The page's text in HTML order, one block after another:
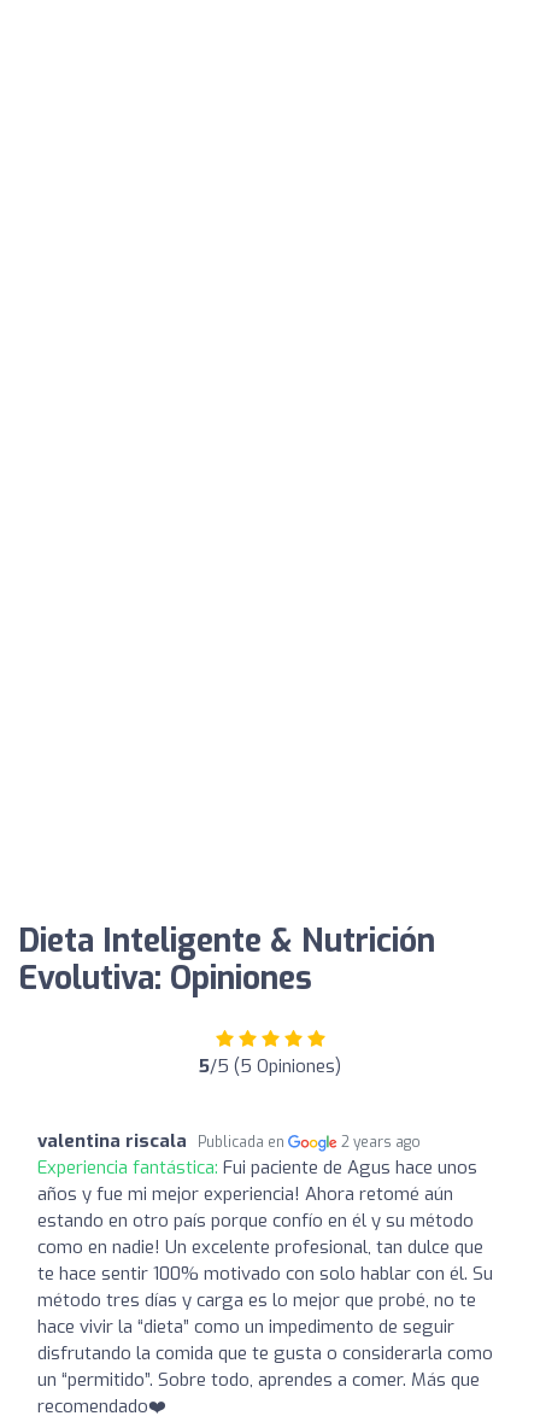
Dieta Inteligente & Nutrición
Evolutiva: Opiniones
5/5 (5 Opiniones)
valentina riscala Publicada en 2 years ago
Experiencia fantástica: Fui paciente de Agus hace unos
años y fue mi mejor experiencia! Ahora retomé aún
estando en otro país porque confío en él y su método
como en nadie! Un excelente profesional, tan dulce que
te hace sentir 100% motivado con solo hablar con él. Su
método tres días y carga es lo mejor que probé, no te
hace vivir la “dieta” como un impedimento de seguir
disfrutando la comida que te gusta o considerarla como
un “permitido”. Sobre todo, aprendes a comer. Más que
recomendado❤️